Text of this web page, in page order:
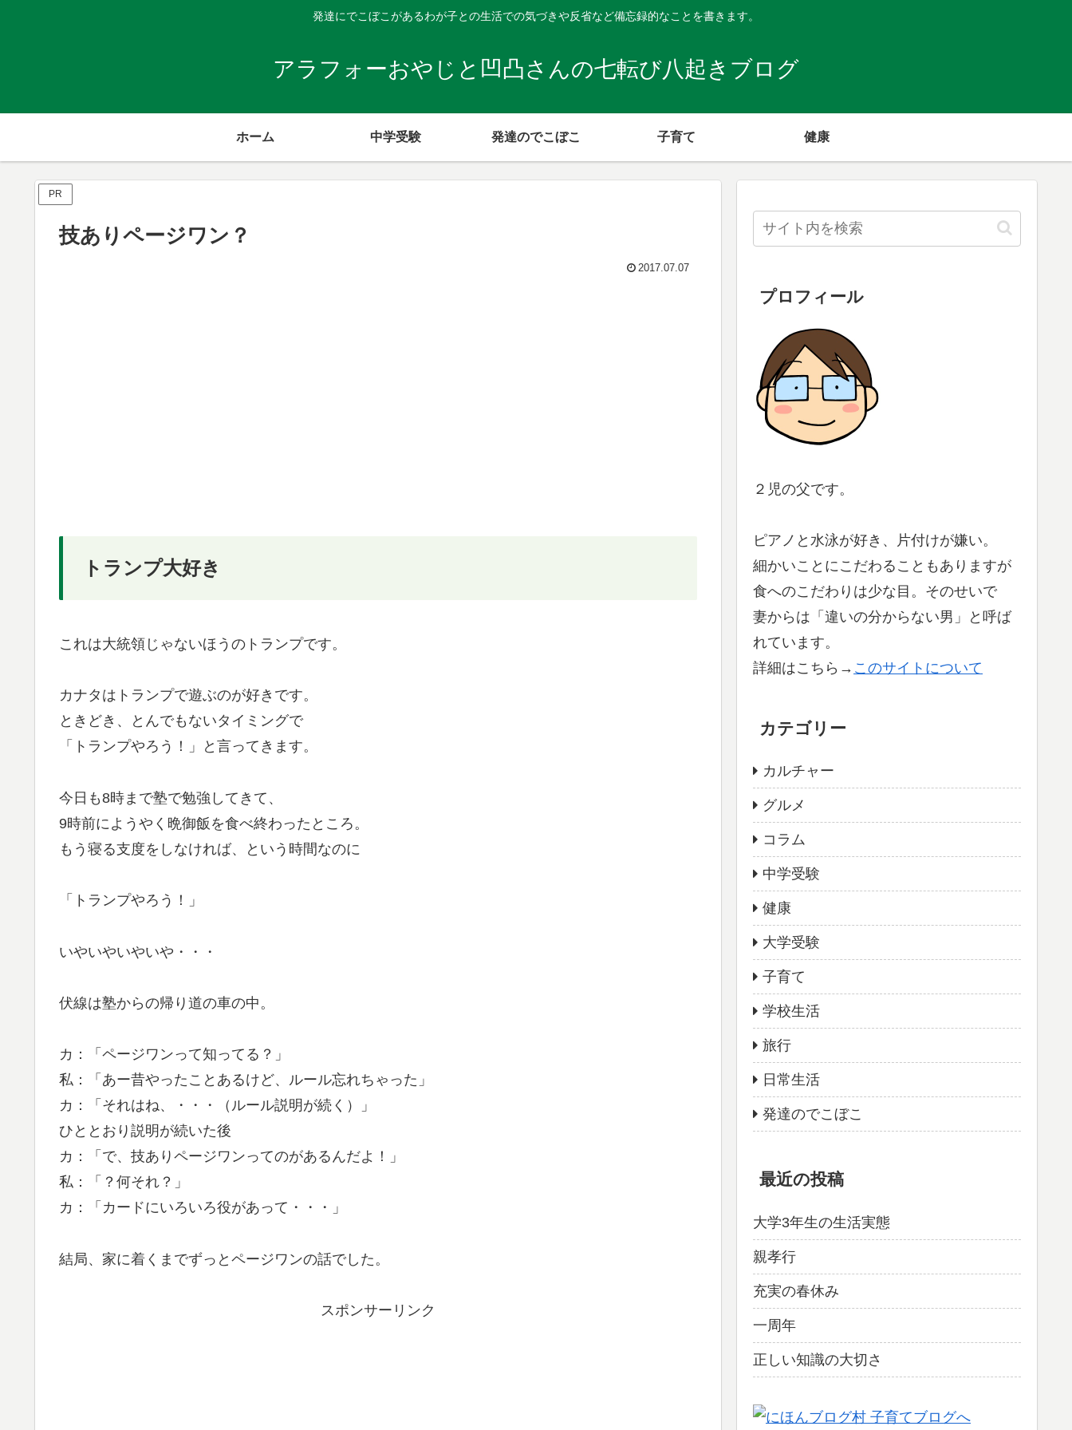
発達にでこぼこがあるわが子との生活での気づきや反省など備忘録的なことを書きます。
アラフォーおやじと凹凸さんの七転び八起きブログ
ホーム 中学受験 発達のでこぼこ 子育て 健康
PR
技ありページワン？
2017.07.07
トランプ大好き
これは大統領じゃないほうのトランプです。
カナタはトランプで遊ぶのが好きです。
ときどき、とんでもないタイミングで
「トランプやろう！」と言ってきます。
今日も8時まで塾で勉強してきて、
9時前にようやく晩御飯を食べ終わったところ。
もう寝る支度をしなければ、という時間なのに
「トランプやろう！」
いやいやいやいや・・・
伏線は塾からの帰り道の車の中。
カ：「ページワンって知ってる？」
私：「あー昔やったことあるけど、ルール忘れちゃった」
カ：「それはね、・・・（ルール説明が続く）」
ひととおり説明が続いた後
カ：「で、技ありページワンってのがあるんだよ！」
私：「？何それ？」
カ：「カードにいろいろ役があって・・・」
結局、家に着くまでずっとページワンの話でした。
スポンサーリンク
プロフィール
２児の父です。
ピアノと水泳が好き、片付けが嫌い。
細かいことにこだわることもありますが
食へのこだわりは少な目。そのせいで
妻からは「違いの分からない男」と呼ば
れています。
詳細はこちら→ このサイトについて
カテゴリー
カルチャー
グルメ
コラム
中学受験
健康
大学受験
子育て
学校生活
旅行
日常生活
発達のでこぼこ
最近の投稿
大学3年生の生活実態
親孝行
充実の春休み
一周年
正しい知識の大切さ